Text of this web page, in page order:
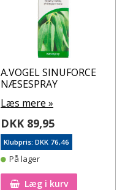
A.VOGEL SINUFORCE
NÆSESPRAY
Læs mere »
DKK 89,95
Klubpris: DKK 76,46
På lager
Læg i kurv